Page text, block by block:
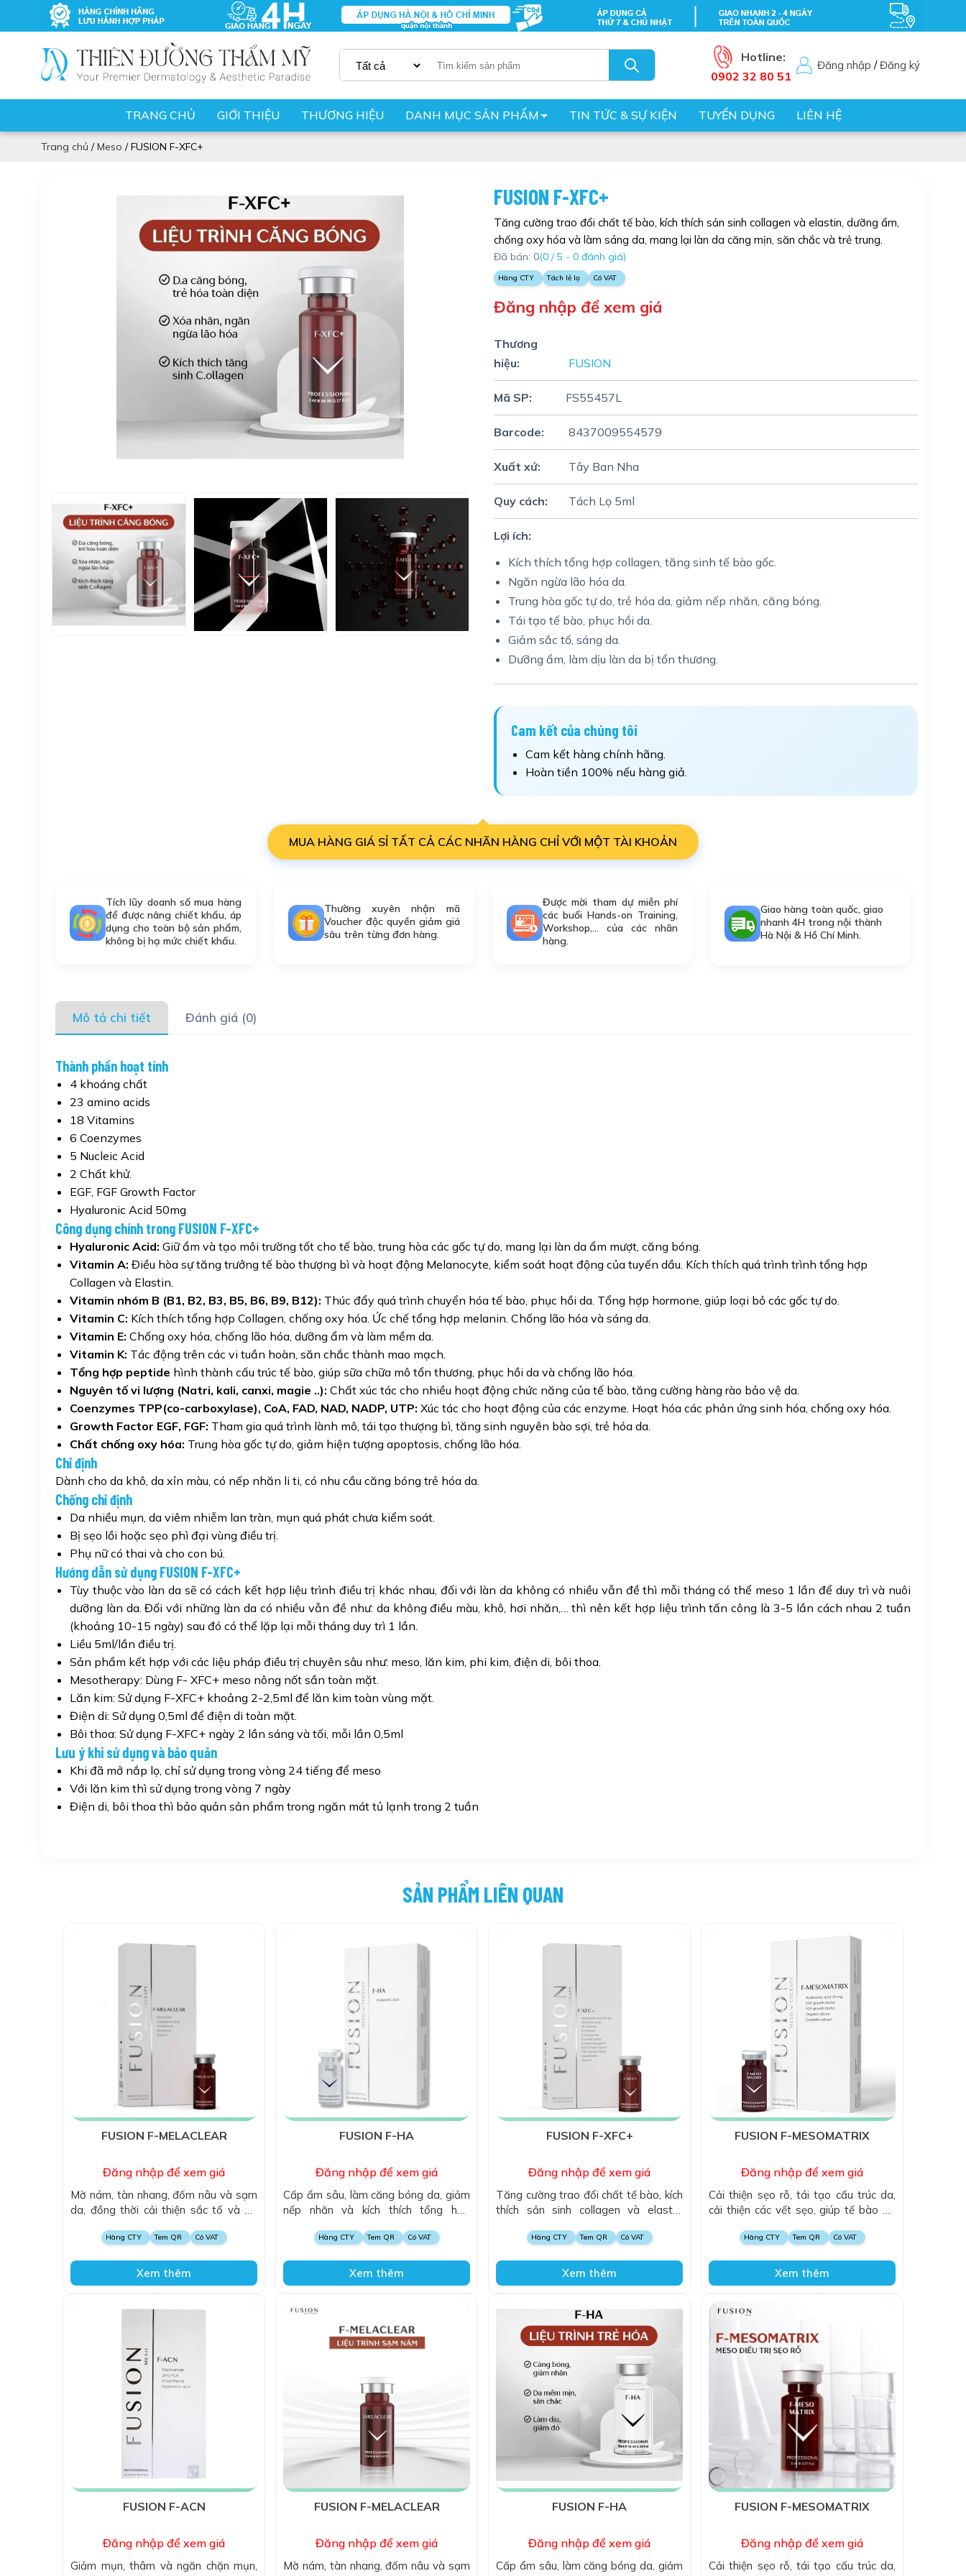
Hotline:
0902 32 80 51
Đăng nhập /Đăng ký
TRANG CHỦ GIỚI THIỆU THƯƠNG HIỆU DANH MỤC SẢN PHẨM TIN TỨC & SỰ KIỆN TUYỂN DỤNG LIÊN HỆ
Trang chủ /Meso /FUSION F-XFC+
FUSION F-XFC+
Tăng cường trao đổi chất tế bào, kích thích sản sinh collagen và elastin, dưỡng ẩm,
chống oxy hóa và làm sáng da, mang lại làn da căng mịn, săn chắc và trẻ trung.
Đã bán: 0(0 / 5 - 0 đánh giá)
Hàng CTY Tách lẻ lọ Có VAT
Đăng nhập để xem giá
Thương
hiệu:
FUSION
Mã SP: FS55457L
Barcode: 8437009554579
Xuất xứ: Tây Ban Nha
Quy cách: Tách Lọ 5ml
Lợi ích:
Kích thích tổng hợp collagen, tăng sinh tế bào gốc.
Ngăn ngừa lão hóa da.
Trung hòa gốc tự do, trẻ hóa da, giảm nếp nhăn, căng bóng.
Tái tạo tế bào, phục hồi da.
Giảm sắc tố, sáng da.
Dưỡng ẩm, làm dịu làn da bị tổn thương.
Cam kết của chúng tôi
Cam kết hàng chính hãng.
Hoàn tiền 100% nếu hàng giả.
MUA HÀNG GIÁ SỈ TẤT CẢ CÁC NHÃN HÀNG CHỈ VỚI MỘT TÀI KHOẢN
Tích lũy doanh số mua hàng
để được nâng chiết khấu, áp
dụng cho toàn bộ sản phẩm,
không bị hạ mức chiết khấu.
Thường xuyên nhận mã
Voucher độc quyền giảm giá
sâu trên từng đơn hàng.
Được mời tham dự miễn phí
các buổi Hands-on Training,
Workshop,... của các nhãn
hàng.
Giao hàng toàn quốc, giao
nhanh 4H trong nội thành
Hà Nội & Hồ Chí Minh.
Mô tả chi tiết Đánh giá (0)
Thành phần hoạt tính
4 khoáng chất
23 amino acids
18 Vitamins
6 Coenzymes
5 Nucleic Acid
2 Chất khử.
EGF, FGF Growth Factor
Hyaluronic Acid 50mg
Công dụng chính trong FUSION F-XFC+
Hyaluronic Acid: Giữ ẩm và tạo môi trường tốt cho tế bào, trung hòa các gốc tự do, mang lại làn da ẩm mượt, căng bóng.
Vitamin A: Điều hòa sự tăng trưởng tế bào thượng bì và hoạt động Melanocyte, kiểm soát hoạt động của tuyến dầu. Kích thích quá trình trình tổng hợp
Collagen và Elastin.
Vitamin nhóm B (B1, B2, B3, B5, B6, B9, B12): Thúc đẩy quá trình chuyển hóa tế bào, phục hồi da. Tổng hợp hormone, giúp loại bỏ các gốc tự do.
Vitamin C: Kích thích tổng hợp Collagen, chống oxy hóa. Ức chế tổng hợp melanin. Chống lão hóa và sáng da.
Vitamin E: Chống oxy hóa, chống lão hóa, dưỡng ẩm và làm mềm da.
Vitamin K: Tác động trên các vi tuần hoàn, săn chắc thành mao mạch.
Tổng hợp peptide hình thành cấu trúc tế bào, giúp sữa chữa mô tổn thương, phục hồi da và chống lão hóa.
Nguyên tố vi lượng (Natri, kali, canxi, magie ..): Chất xúc tác cho nhiều hoạt động chức năng của tế bào, tăng cường hàng rào bảo vệ da.
Coenzymes TPP(co-carboxylase), CoA, FAD, NAD, NADP, UTP: Xúc tác cho hoạt động của các enzyme. Hoạt hóa các phản ứng sinh hóa, chống oxy hóa.
Growth Factor EGF, FGF: Tham gia quá trình lành mô, tái tạo thượng bì, tăng sinh nguyên bào sợi, trẻ hóa da.
Chất chống oxy hóa: Trung hòa gốc tự do, giảm hiện tượng apoptosis, chống lão hóa.
Chỉ định
Dành cho da khô, da xỉn màu, có nếp nhăn li ti, có nhu cầu căng bóng trẻ hóa da.
Chống chỉ định
Da nhiều mụn, da viêm nhiễm lan tràn, mụn quá phát chưa kiểm soát.
Bị sẹo lồi hoặc sẹo phì đại vùng điều trị.
Phụ nữ có thai và cho con bú.
Hướng dẫn sử dụng FUSION F-XFC+
Tùy thuộc vào làn da sẽ có cách kết hợp liệu trình điều trị khác nhau, đối với làn da không có nhiều vẫn đề thì mỗi tháng có thể meso 1 lần để duy trì và nuôi
dưỡng làn da. Đối với những làn da có nhiều vẫn đề như: da không điều màu, khô, hơi nhăn,… thì nên kết hợp liệu trình tấn công là 3-5 lần cách nhau 2 tuần
(khoảng 10-15 ngày) sau đó có thể lặp lại mỗi tháng duy trì 1 lần.
Liều 5ml/lần điều trị.
Sản phẩm kết hợp với các liệu pháp điều trị chuyên sâu như: meso, lăn kim, phi kim, điện di, bôi thoa.
Mesotherapy: Dùng F- XFC+ meso nông nốt sần toàn mặt.
Lăn kim: Sử dụng F-XFC+ khoảng 2-2,5ml để lăn kim toàn vùng mặt.
Điện di: Sử dụng 0,5ml để điện di toàn mặt.
Bôi thoa: Sử dụng F-XFC+ ngày 2 lần sáng và tối, mỗi lần 0,5ml
Lưu ý khi sử dụng và bảo quản
Khi đã mở nắp lọ, chỉ sử dụng trong vòng 24 tiếng để meso
Với lăn kim thì sử dụng trong vòng 7 ngày
Điện di, bôi thoa thì bảo quản sản phẩm trong ngăn mát tủ lạnh trong 2 tuần
SẢN PHẨM LIÊN QUAN
FUSION F-MELACLEAR
Đăng nhập để xem giá
Mờ nám, tàn nhang, đốm nâu và sạm
da, đồng thời cải thiện sắc tố và độ
Hàng CTY Tem QR Có VAT
Xem thêm
FUSION F-HA
Đăng nhập để xem giá
Cấp ẩm sâu, làm căng bóng da, giảm
nếp nhăn và kích thích tổng hợp
săn chắc và tươi trẻ.
Hàng CTY Tem QR Có VAT
Xem thêm
FUSION F-XFC+
Đăng nhập để xem giá
Tăng cường trao đổi chất tế bào, kích
thích sản sinh collagen và elastin,
sáng da, mang lại làn da căng mịn,
Hàng CTY Tem QR Có VAT
Xem thêm
FUSION F-MESOMATRIX
Đăng nhập để xem giá
Cải thiện sẹo rỗ, tái tạo cấu trúc da,
cải thiện các vết sẹo, giúp tế bào da
Hàng CTY Tem QR Có VAT
Xem thêm
FUSION F-ACN
Đăng nhập để xem giá
Giảm mụn, thâm và ngăn chặn mụn,
FUSION F-MELACLEAR
Đăng nhập để xem giá
Mờ nám, tàn nhang, đốm nâu và sạm
FUSION F-HA
Đăng nhập để xem giá
Cấp ẩm sâu, làm căng bóng da, giảm
FUSION F-MESOMATRIX
Đăng nhập để xem giá
Cải thiện sẹo rỗ, tái tạo cấu trúc da,